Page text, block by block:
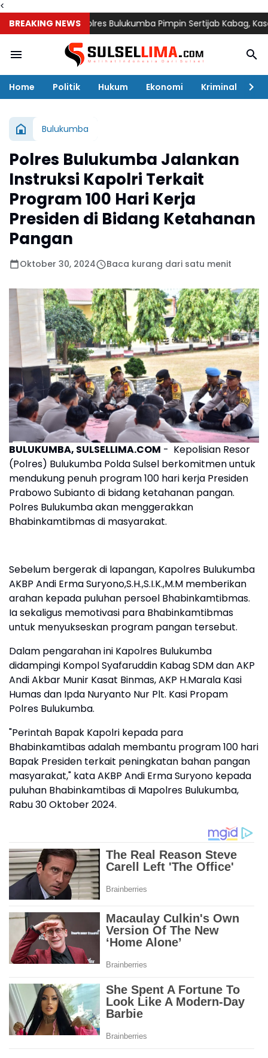
<
BREAKING NEWS
Kapolres Bulukumba Pimpin Sertijab Kabag, Kasat,
Home Politik Hukum Ekonomi Kriminal
Bulukumba
Polres Bulukumba Jalankan
Instruksi Kapolri Terkait
Program 100 Hari Kerja
Presiden di Bidang Ketahanan
Pangan
Oktober 30, 2024 Baca kurang dari satu menit
BULUKUMBA, SULSELLIMA.COM - Kepolisian Resor
(Polres) Bulukumba Polda Sulsel berkomitmen untuk
mendukung penuh program 100 hari kerja Presiden
Prabowo Subianto di bidang ketahanan pangan.
Polres Bulukumba akan menggerakkan
Bhabinkamtibmas di masyarakat.
Sebelum bergerak di lapangan, Kapolres Bulukumba
AKBP Andi Erma Suryono,S.H.,S.I.K.,M.M memberikan
arahan kepada puluhan persoel Bhabinkamtibmas.
Ia sekaligus memotivasi para Bhabinkamtibmas
untuk menyukseskan program pangan tersebut.
Dalam pengarahan ini Kapolres Bulukumba
didampingi Kompol Syafaruddin Kabag SDM dan AKP
Andi Akbar Munir Kasat Binmas, AKP H.Marala Kasi
Humas dan Ipda Nuryanto Nur Plt. Kasi Propam
Polres Bulukumba.
"Perintah Bapak Kapolri kepada para
Bhabinkamtibas adalah membantu program 100 hari
Bapak Presiden terkait peningkatan bahan pangan
masyarakat," kata AKBP Andi Erma Suryono kepada
puluhan Bhabinkamtibas di Mapolres Bulukumba,
Rabu 30 Oktober 2024.